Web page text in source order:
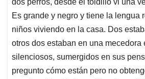
Es grande y negro y tiene la lengua
niños viviendo en la casa. Dos
otros dos estaban en una mecedora
silenciosos, sumergidos en sus
pregunto cómo están pero no